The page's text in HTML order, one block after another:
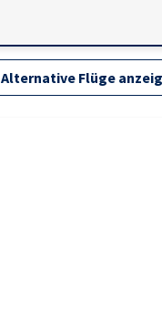
Alternative Flüge